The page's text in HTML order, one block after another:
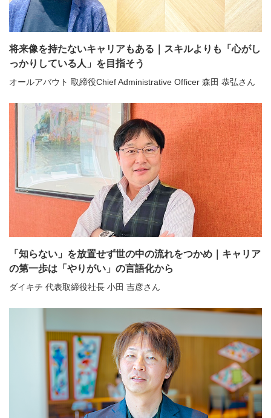
将来像を持たないキャリアもある｜スキルよりも「心がし
っかりしている人」を目指そう
オールアバウト 取締役Chief Administrative Officer 森田 恭弘さん
「知らない」を放置せず世の中の流れをつかめ｜キャリア
の第一歩は「やりがい」の言語化から
ダイキチ 代表取締役社長 小田 吉彦さん